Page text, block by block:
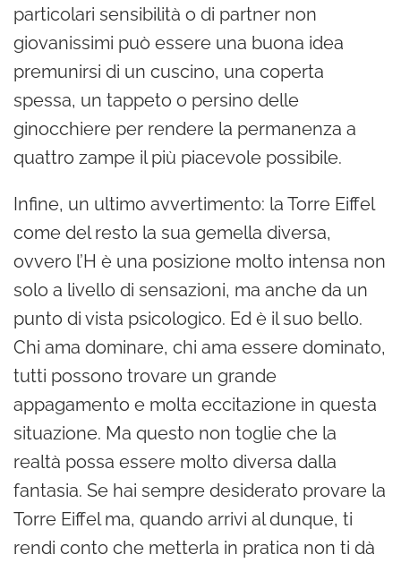
particolari sensibilità o di partner non
giovanissimi può essere una buona idea
premunirsi di un cuscino, una coperta
spessa, un tappeto o persino delle
ginocchiere per rendere la permanenza a
quattro zampe il più piacevole possibile.
Infine, un ultimo avvertimento: la Torre Eiffel
come del resto la sua gemella diversa,
ovvero l’H è una posizione molto intensa non
solo a livello di sensazioni, ma anche da un
punto di vista psicologico. Ed è il suo bello.
Chi ama dominare, chi ama essere dominato,
tutti possono trovare un grande
appagamento e molta eccitazione in questa
situazione. Ma questo non toglie che la
realtà possa essere molto diversa dalla
fantasia. Se hai sempre desiderato provare la
Torre Eiffel ma, quando arrivi al dunque, ti
rendi conto che metterla in pratica non ti dà